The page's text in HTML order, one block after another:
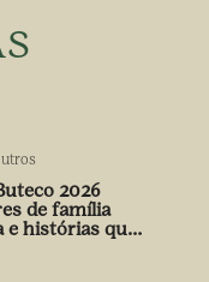
2026
de família
e histórias que